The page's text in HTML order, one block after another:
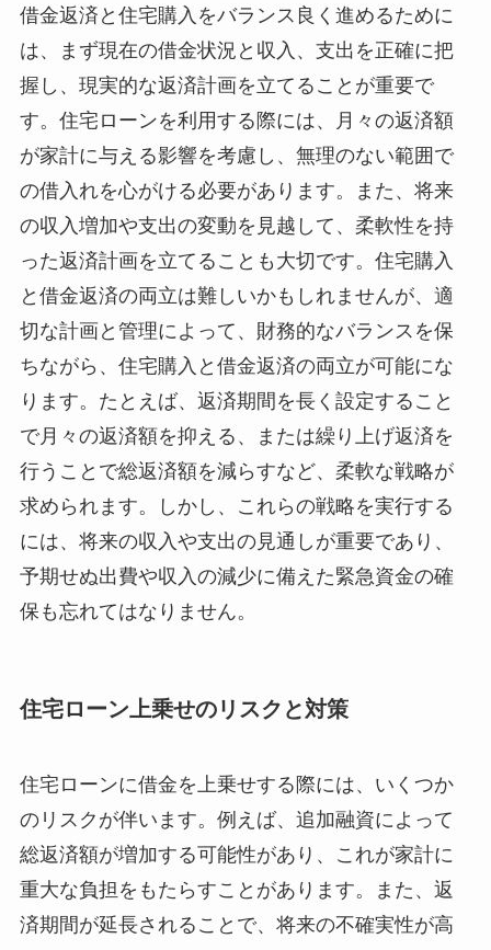
借金返済と住宅購入をバランス良く進めるために
は、まず現在の借金状況と収入、支出を正確に把
握し、現実的な返済計画を立てることが重要で
す。住宅ローンを利用する際には、月々の返済額
が家計に与える影響を考慮し、無理のない範囲で
の借入れを心がける必要があります。また、将来
の収入増加や支出の変動を見越して、柔軟性を持
った返済計画を立てることも大切です。住宅購入
と借金返済の両立は難しいかもしれませんが、適
切な計画と管理によって、財務的なバランスを保
ちながら、住宅購入と借金返済の両立が可能にな
ります。たとえば、返済期間を長く設定すること
で月々の返済額を抑える、または繰り上げ返済を
行うことで総返済額を減らすなど、柔軟な戦略が
求められます。しかし、これらの戦略を実行する
には、将来の収入や支出の見通しが重要であり、
予期せぬ出費や収入の減少に備えた緊急資金の確
保も忘れてはなりません。
住宅ローン上乗せのリスクと対策
住宅ローンに借金を上乗せする際には、いくつか
のリスクが伴います。例えば、追加融資によって
総返済額が増加する可能性があり、これが家計に
重大な負担をもたらすことがあります。また、返
済期間が延長されることで、将来の不確実性が高